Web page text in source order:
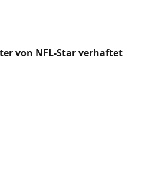
von NFL-Star verhaftet